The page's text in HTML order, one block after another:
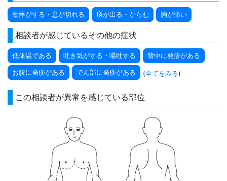
動悸がする・息が切れる 痰が出る・からむ 胸が痛い
相談者が感じているその他の症状
低体温である 吐き気がする・嘔吐する 背中に発疹がある
お腹に発疹がある でん部に発疹がある (全てをみる)
この相談者が異常を感じている部位